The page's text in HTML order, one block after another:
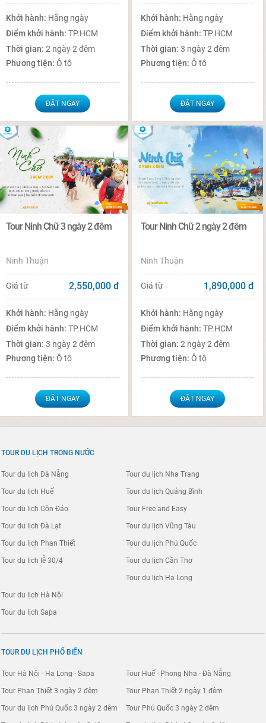
Khởi hành: Hằng ngày
Điểm khởi hành:TP.HCM
Thời gian:2 ngày 2 đêm
Phương tiện:Ô tô
ĐẶT NGAY
Khởi hành: Hằng ngày
Điểm khởi hành:TP.HCM
Thời gian:3 ngày 2 đêm
Phương tiện:Ô tô
ĐẶT NGAY
Tour Ninh Chữ 3 ngày 2 đêm
Ninh Thuận
Giá từ 2,550,000 đ
Khởi hành: Hằng ngày
Điểm khởi hành:TP.HCM
Thời gian:3 ngày 2 đêm
Phương tiện:Ô tô
ĐẶT NGAY
Tour Ninh Chữ 2 ngày 2 đêm
Ninh Thuận
Giá từ 1,890,000 đ
Khởi hành: Hằng ngày
Điểm khởi hành:TP.HCM
Thời gian:2 ngày 2 đêm
Phương tiện:Ô tô
ĐẶT NGAY
TOUR DU LỊCH TRONG NƯỚC
Tour du lịch Đà Nẵng
Tour du lịch Huế
Tour du lịch Côn Đảo
Tour du lịch Nha Trang
Tour du lịch Quảng Bình
Tour Free and Easy
Tour du lịch Đà Lạt
Tour du lịch Phan Thiết
Tour du lịch lễ 30/4
Tour du lịch Vũng Tàu
Tour du lịch Phú Quốc
Tour du lịch Cần Thơ
Tour du lịch Hạ Long
Tour du lịch Hà Nội
Tour du lịch Sapa
TOUR DU LỊCH PHỔ BIẾN
Tour Hà Nội - Hạ Long - Sapa Tour Huế - Phong Nha - Đà Nẵng
Tour Phan Thiết 3 ngày 2 đêm Tour Phan Thiết 2 ngày 1 đêm
Tour du lịch Phú Quốc 3 ngày 2 đêm Tour Phú Quốc 3 ngày 2 đêm